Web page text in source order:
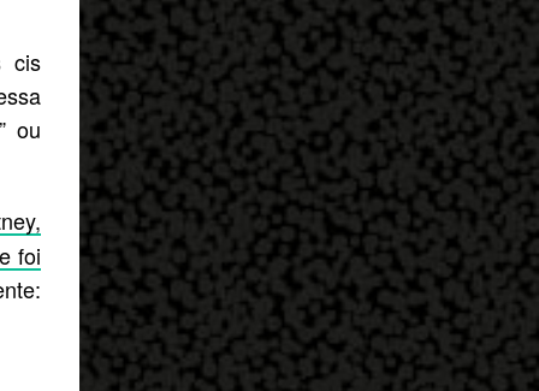
cis
ou
foi